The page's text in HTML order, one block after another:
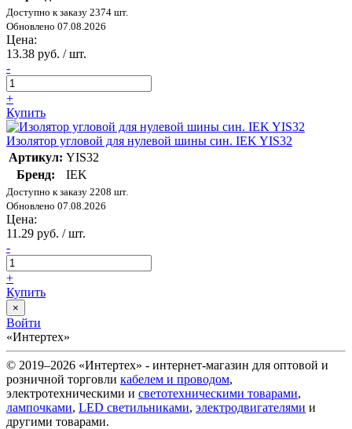
Доступно к заказу 2374 шт.
Обновлено 07.08.2026
Цена:
13.38 руб. / шт.
-
+
Купить
Изолятор угловой для нулевой шины син. IEK YIS32
Артикул: YIS32
Бренд:
IEK
Доступно к заказу 2208 шт.
Обновлено 07.08.2026
Цена:
11.29 руб. / шт.
-
+
Купить
×
Войти
«Интертех»
© 2019–2026 «Интертех» - интернет-магазин для оптовой и
розничной торговли кабелем и проводом,
электротехническими и светотехническими товарами,
лампочками, LED светильниками, электродвигателями и
другими товарами.